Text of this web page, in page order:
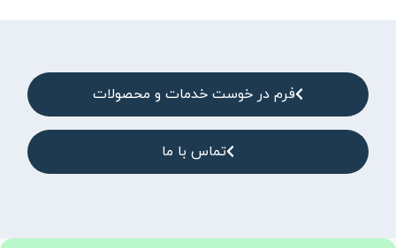
فرم در خوست خدمات و محصولات
تماس با ما